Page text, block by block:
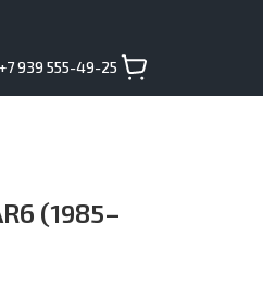
+7 939 555-49-25
(1985–